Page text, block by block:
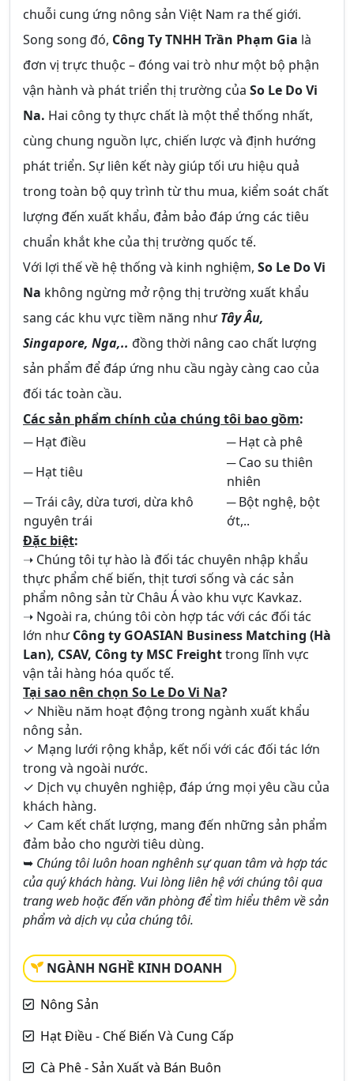
chuỗi cung ứng nông sản Việt Nam ra thế giới.
Song song đó, Công Ty TNHH Trần Phạm Gia là
đơn vị trực thuộc – đóng vai trò như một bộ phận
vận hành và phát triển thị trường của So Le Do Vi
Na. Hai công ty thực chất là một thể thống nhất,
cùng chung nguồn lực, chiến lược và định hướng
phát triển. Sự liên kết này giúp tối ưu hiệu quả
trong toàn bộ quy trình từ thu mua, kiểm soát chất
lượng đến xuất khẩu, đảm bảo đáp ứng các tiêu
chuẩn khắt khe của thị trường quốc tế.
Với lợi thế về hệ thống và kinh nghiệm, So Le Do Vi
Na không ngừng mở rộng thị trường xuất khẩu
sang các khu vực tiềm năng nhưTây Âu,
Singapore, Nga,.. đồng thời nâng cao chất lượng
sản phẩm để đáp ứng nhu cầu ngày càng cao của
đối tác toàn cầu.
Các sản phẩm chính của chúng tôi bao gồm:
─ Hạt điều
─ Hạt cà phê
─ Hạt tiêu
─ Cao su thiên
nhiên
─ Trái cây, dừa tươi, dừa khô
nguyên trái
─ Bột nghệ, bột
ớt,..
Đặc biệt:
➝ Chúng tôi tự hào là đối tác chuyên nhập khẩu
thực phẩm chế biến, thịt tươi sống và các sản
phẩm nông sản từ Châu Á vào khu vực Kavkaz.
➝ Ngoài ra, chúng tôi còn hợp tác với các đối tác
lớn nhưCông ty GOASIAN Business Matching (Hà
Lan), CSAV, Công ty MSC Freighttrong lĩnh vực
vận tải hàng hóa quốc tế.
Tại sao nên chọn So Le Do Vi Na?
✓ Nhiều năm hoạt động trong ngành xuất khẩu
nông sản.
✓ Mạng lưới rộng khắp, kết nối với các đối tác lớn
trong và ngoài nước.
✓ Dịch vụ chuyên nghiệp, đáp ứng mọi yêu cầu của
khách hàng.
✓ Cam kết chất lượng, mang đến những sản phẩm
đảm bảo cho người tiêu dùng.
➥ Chúng tôi luôn hoan nghênh sự quan tâm và hợp tác
của quý khách hàng. Vui lòng liên hệ với chúng tôi qua
trang web hoặc đến văn phòng để tìm hiểu thêm về sản
phẩm và dịch vụ của chúng tôi.
NGÀNH NGHỀ KINH DOANH
Nông Sản
Hạt Điều - Chế Biến Và Cung Cấp
Cà Phê - Sản Xuất và Bán Buôn